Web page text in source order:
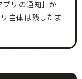
リの通知」か
自体は残したま